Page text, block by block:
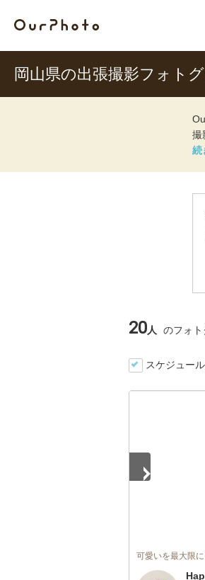
岡山県の出張撮影フォト
撮
20人 のフォト
スケジュー
可愛いを最大限